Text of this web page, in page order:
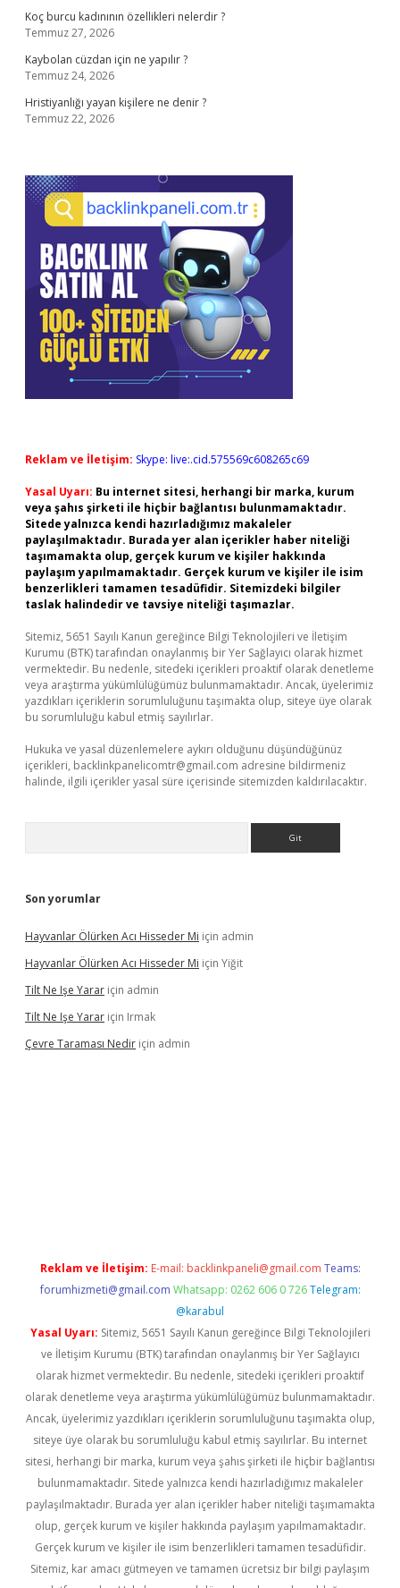
Koç burcu kadınının özellikleri nelerdir ?
Temmuz 27, 2026
Kaybolan cüzdan için ne yapılır ?
Temmuz 24, 2026
Hristiyanlığı yayan kişilere ne denir ?
Temmuz 22, 2026
Reklam ve İletişim: Skype: live:.cid.575569c608265c69
Yasal Uyarı: Bu internet sitesi, herhangi bir marka, kurum
veya şahıs şirketi ile hiçbir bağlantısı bulunmamaktadır.
Sitede yalnızca kendi hazırladığımız makaleler
paylaşılmaktadır. Burada yer alan içerikler haber niteliği
taşımamakta olup, gerçek kurum ve kişiler hakkında
paylaşım yapılmamaktadır. Gerçek kurum ve kişiler ile isim
benzerlikleri tamamen tesadüfidir. Sitemizdeki bilgiler
taslak halindedir ve tavsiye niteliği taşımazlar.
Sitemiz, 5651 Sayılı Kanun gereğince Bilgi Teknolojileri ve İletişim
Kurumu (BTK) tarafından onaylanmış bir Yer Sağlayıcı olarak hizmet
vermektedir. Bu nedenle, sitedeki içerikleri proaktif olarak denetleme
veya araştırma yükümlülüğümüz bulunmamaktadır. Ancak, üyelerimiz
yazdıkları içeriklerin sorumluluğunu taşımakta olup, siteye üye olarak
bu sorumluluğu kabul etmiş sayılırlar.
Hukuka ve yasal düzenlemelere aykırı olduğunu düşündüğünüz
içerikleri, backlinkpanelicomtr@gmail.com adresine bildirmeniz
halinde, ilgili içerikler yasal süre içerisinde sitemizden kaldırılacaktır.
Son yorumlar
Hayvanlar Ölürken Acı Hisseder Mi için admin
Hayvanlar Ölürken Acı Hisseder Mi için Yiğit
Tilt Ne Işe Yarar için admin
Tilt Ne Işe Yarar için Irmak
Çevre Taraması Nedir için admin
Reklam ve İletişim: E-mail: backlinkpaneli@gmail.com Teams:
forumhizmeti@gmail.com Whatsapp: 0262 606 0 726 Telegram:
@karabul
Yasal Uyarı: Sitemiz, 5651 Sayılı Kanun gereğince Bilgi Teknolojileri
ve İletişim Kurumu (BTK) tarafından onaylanmış bir Yer Sağlayıcı
olarak hizmet vermektedir. Bu nedenle, sitedeki içerikleri proaktif
olarak denetleme veya araştırma yükümlülüğümüz bulunmamaktadır.
Ancak, üyelerimiz yazdıkları içeriklerin sorumluluğunu taşımakta olup,
siteye üye olarak bu sorumluluğu kabul etmiş sayılırlar. Bu internet
sitesi, herhangi bir marka, kurum veya şahıs şirketi ile hiçbir bağlantısı
bulunmamaktadır. Sitede yalnızca kendi hazırladığımız makaleler
paylaşılmaktadır. Burada yer alan içerikler haber niteliği taşımamakta
olup, gerçek kurum ve kişiler hakkında paylaşım yapılmamaktadır.
Gerçek kurum ve kişiler ile isim benzerlikleri tamamen tesadüfidir.
Sitemiz, kar amacı gütmeyen ve tamamen ücretsiz bir bilgi paylaşım